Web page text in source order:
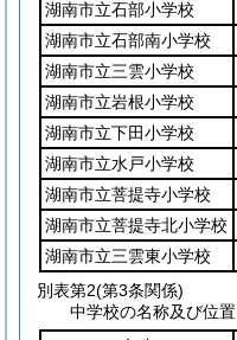
湖南市立石部小学校
湖南市立石部南小学校
湖南市立三雲小学校
湖南市立岩根小学校
湖南市立下田小学校
湖南市立水戸小学校
湖南市立菩提寺小学校
湖南市立菩提寺北小学校
湖南市立三雲東小学校
別表第2(第3条関係)
中学校の名称及び位置